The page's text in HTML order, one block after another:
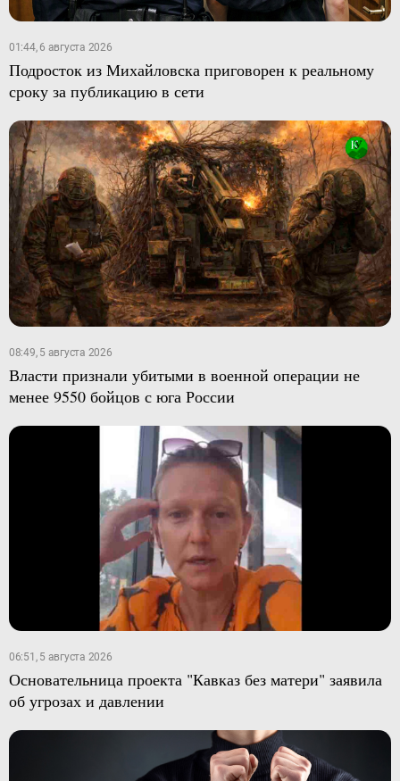
01:44, 6 августа 2026
Подросток из Михайловска приговорен к реальному
сроку за публикацию в сети
08:49, 5 августа 2026
Власти признали убитыми в военной операции не
менее 9550 бойцов с юга России
06:51, 5 августа 2026
Основательница проекта "Кавказ без матери" заявила
об угрозах и давлении